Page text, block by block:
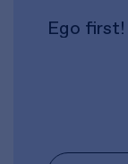
Ego first!